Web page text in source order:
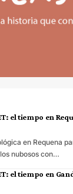
el tiempo en
en Requena
nubosos con…
el tiempo en